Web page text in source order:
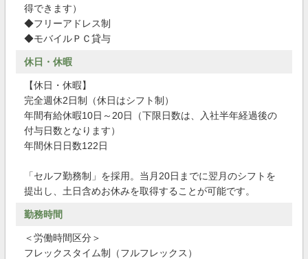
得できます）
◆フリーアドレス制
◆モバイルＰＣ貸与
休日・休暇
【休日・休暇】
完全週休2日制（休日はシフト制）
年間有給休暇10日～20日（下限日数は、入社半年経過後の
付与日数となります）
年間休日日数122日
「セルフ勤務制」を採用。当月20日までに翌月のシフトを
提出し、土日含めお休みを取得することが可能です。
勤務時間
＜労働時間区分＞
フレックスタイム制（フルフレックス）